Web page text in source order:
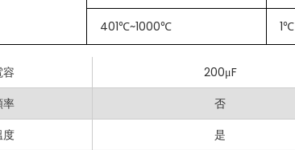
：CAT II 1000V / CAT III 600V 等級等功能確保操作安全。
界面設計
用於應對苛刻環境，確保長期性能和可靠性。
是
阻
20MΩ
容
200μF
率
否
度
是
401℃~1000℃ 1℃